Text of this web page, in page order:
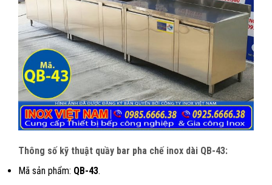
Thông số kỹ thuật quầy bar pha chế inox dài QB-43:
Mã sản phẩm: QB-43.